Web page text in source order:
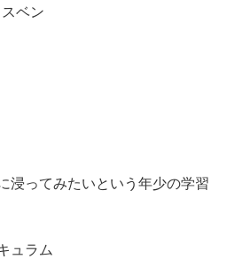
ベン
浸ってみたいという年少の学習
ュラム